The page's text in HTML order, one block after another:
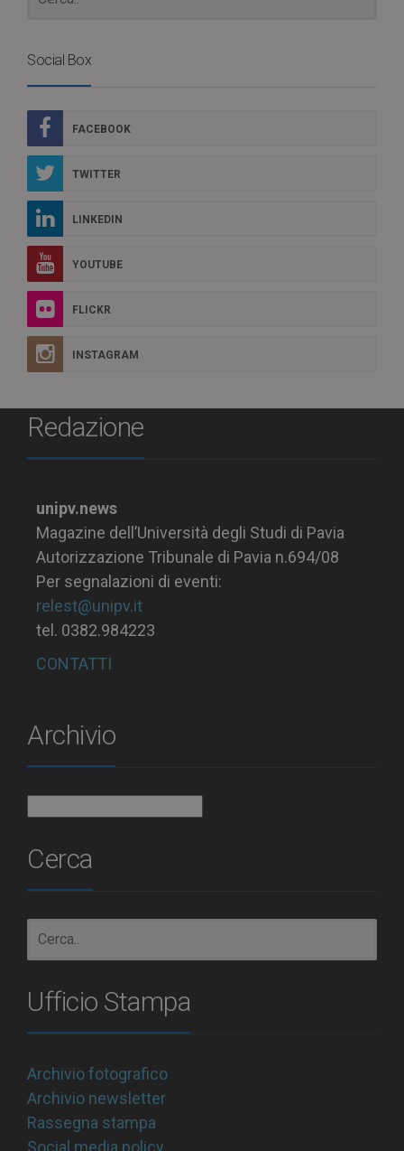
Social Box
FACEBOOK
TWITTER
LINKEDIN
YOUTUBE
FLICKR
INSTAGRAM
Redazione
unipv.news
Magazine dell’Università degli Studi di Pavia
Autorizzazione Tribunale di Pavia n.694/08
Per segnalazioni di eventi:
relest@unipv.it
tel. 0382.984223
CONTATTI
Archivio
Cerca
Ufficio Stampa
Archivio fotografico
Archivio newsletter
Rassegna stampa
Social media policy